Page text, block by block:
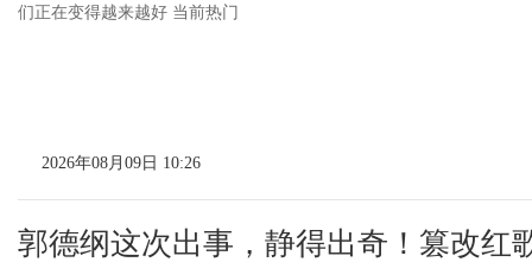
2026年08月09日 10:26
郭德纲这次出事，静得出奇！篡改红